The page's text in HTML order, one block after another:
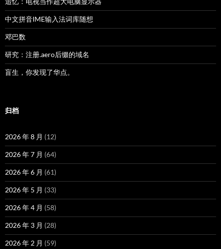
中文拼音IME输入法词库随想
邓巴数
研究：注册.aero后缀的域名
盲生，你发现了华点。
归档
2026 年 8 月 (12)
2026 年 7 月 (64)
2026 年 6 月 (61)
2026 年 5 月 (33)
2026 年 4 月 (58)
2026 年 3 月 (28)
2026 年 2 月 (59)